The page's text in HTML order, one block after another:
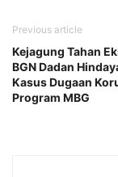
Previous article
Kejagung Tahan
BGN Dadan
Kasus Dugaan
Program MBG